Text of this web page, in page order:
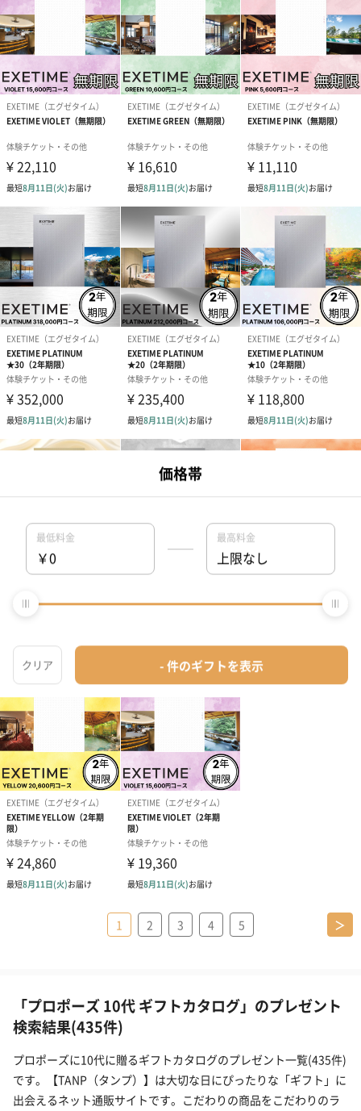
1 2 3 4 5 ＞
「プロポーズ 10代 ギフトカタログ」のプレゼント
検索結果(435件)
プロポーズに10代に贈るギフトカタログのプレゼント一覧(435件)
です。【TANP（タンプ）】は大切な日にぴったりな「ギフト」に
出会えるネット通販サイトです。こだわりの商品をこだわりのラ